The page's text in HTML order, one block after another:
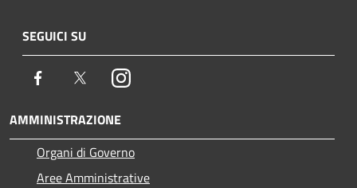
SEGUICI SU
Facebook TwitterInstagram
AMMINISTRAZIONE
Organi di Governo
Aree Amministrative